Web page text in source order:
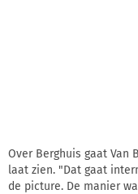
Over Berghuis gaat Van
laat zien. "Dat gaat
de picture. De manier